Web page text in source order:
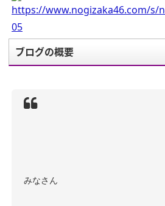
https://www.nogizaka46.com/s/
05
ブログの概要
みなさん